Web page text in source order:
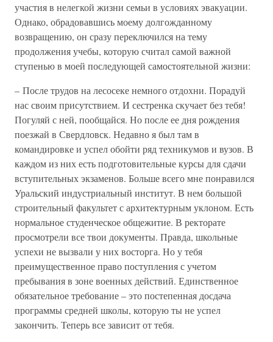
участия в нелегкой жизни семьи в условиях эвакуации.
Однако, обрадовавшись моему долгожданному
возвращению, он сразу переключился на тему
продолжения учебы, которую считал самой важной
ступенью в моей последующей самостоятельной жизни:
– После трудов на лесосеке немного отдохни. Порадуй
нас своим присутствием. И сестренка скучает без тебя!
Погуляй с ней, пообщайся. Но после ее дня рождения
поезжай в Свердловск. Недавно я был там в
командировке и успел обойти ряд техникумов и вузов. В
каждом из них есть подготовительные курсы для сдачи
вступительных экзаменов. Больше всего мне понравился
Уральский индустриальный институт. В нем большой
строительный факультет с архитектурным уклоном. Есть
нормальное студенческое общежитие. В ректорате
просмотрели все твои документы. Правда, школьные
успехи не вызвали у них восторга. Но у тебя
преимущественное право поступления с учетом
пребывания в зоне военных действий. Единственное
обязательное требование – это постепенная досдача
программы средней школы, которую ты не успел
закончить. Теперь все зависит от тебя.